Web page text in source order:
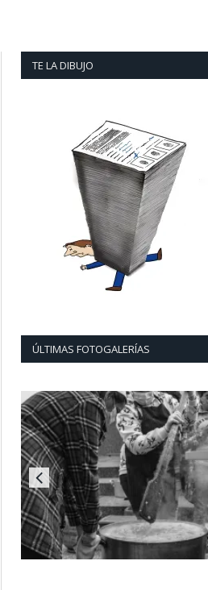
TE LA DIBUJO
ÚLTIMAS FOTOGALERÍAS